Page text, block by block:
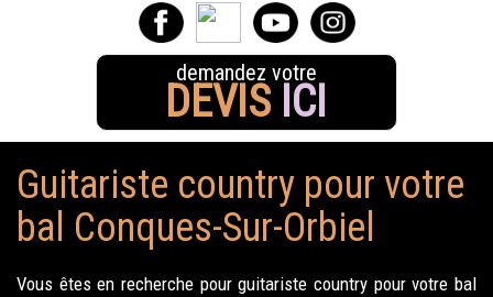
demandez votre
DEVIS ICI
Guitariste country pour votre
bal Conques-Sur-Orbiel
Vous êtes en recherche pour guitariste country pour votre bal